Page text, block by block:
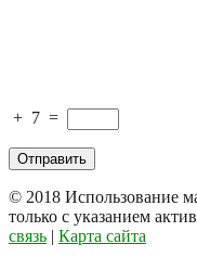
+ 7 =
© 2018 Использование
только с указанием
связь | Карта сайта